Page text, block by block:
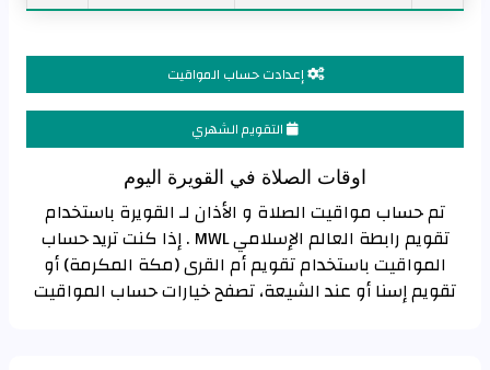
إعدادت حساب المواقيت
التقويم الشهري
اوقات الصلاة في القويرة اليوم
تم حساب مواقيت الصلاة و الأذان لـ القويرة باستخدام
تقويم رابطة العالم الإسلامي MWL . إذا كنت تريد حساب
المواقيت باستخدام تقويم أم القرى (مكة المكرمة) أو
تقويم إسنا أو عند الشيعة، تصفح خيارات حساب المواقيت